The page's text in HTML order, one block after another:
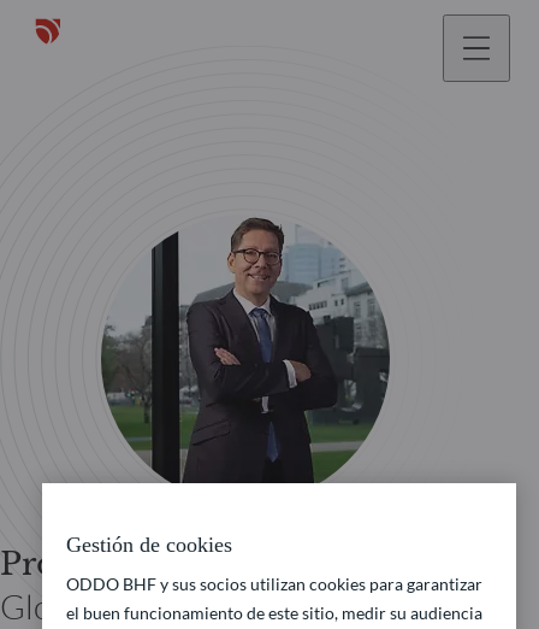
Prof. Dr. Jan VIEBIG
Global Co-CIO ODDO BHF
Gestión de cookies
ODDO BHF y sus socios utilizan cookies para garantizar
el buen funcionamiento de este sitio, medir su audiencia